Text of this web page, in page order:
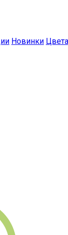
Новинки Цвета